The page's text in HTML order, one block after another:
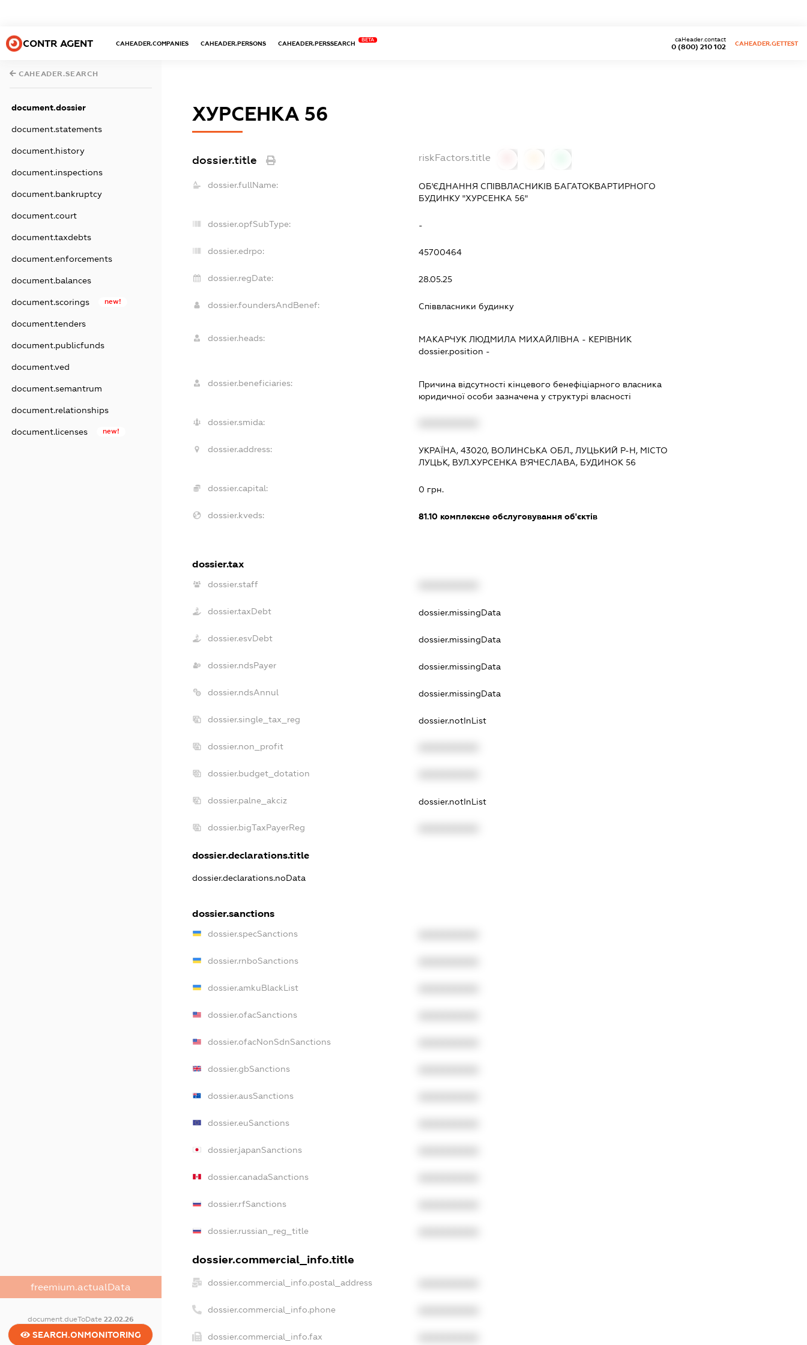
CONTR AGENT CAHEADER.COMPANIES CAHEADER.PERSONS CAHEADER.PERSSEARCH
BETA
0 (800) 210 102
caHeader.contact
CAHEADER.GETTEST
CAHEADER.SEARCH
document.dossier
document.statements
document.history
document.inspections
document.bankruptcy
document.court
document.taxdebts
document.enforcements
document.balances
document.scorings new!
document.tenders
document.publicfunds
document.ved
document.semantrum
document.relationships
document.licenses new!
freemium.actualData
document.dueToDate 22.02.26
SEARCH.ONMONITORING
ХУРСЕНКА 56
dossier.title riskFactors.title
dossier.fullName:
ОБ'ЄДНАННЯ СПІВВЛАСНИКІВ БАГАТОКВАРТИРНОГО
БУДИНКУ "ХУРСЕНКА 56"
dossier.opfSubType: -
dossier.edrpo: 45700464
dossier.regDate: 28.05.25
dossier.foundersAndBenef: Співвласники будинку
dossier.heads: МАКАРЧУК ЛЮДМИЛА МИХАЙЛІВНА - КЕРІВНИК
dossier.position -
dossier.beneficiaries:
Причина відсутності кінцевого бенефіціарного власника
юридичної особи зазначена у структурі власності
dossier.smida:
dossier.address:
УКРАЇНА, 43020, ВОЛИНСЬКА ОБЛ., ЛУЦЬКИЙ Р-Н, МІСТО
ЛУЦЬК, ВУЛ.ХУРСЕНКА В'ЯЧЕСЛАВА, БУДИНОК 56
dossier.capital: 0 грн.
dossier.kveds: 81.10 комплексне обслуговування об'єктів
dossier.tax
dossier.staff
dossier.taxDebt dossier.missingData
dossier.esvDebt dossier.missingData
dossier.ndsPayer dossier.missingData
dossier.ndsAnnul dossier.missingData
dossier.single_tax_reg dossier.notInList
dossier.non_profit
dossier.budget_dotation
dossier.palne_akciz dossier.notInList
dossier.bigTaxPayerReg
dossier.declarations.title
dossier.declarations.noData
dossier.sanctions
dossier.specSanctions
dossier.rnboSanctions
dossier.amkuBlackList
dossier.ofacSanctions
dossier.ofacNonSdnSanctions
dossier.gbSanctions
dossier.ausSanctions
dossier.euSanctions
dossier.japanSanctions
dossier.canadaSanctions
dossier.rfSanctions
dossier.russian_reg_title
dossier.commercial_info.title
dossier.commercial_info.postal_address
dossier.commercial_info.phone
dossier.commercial_info.fax